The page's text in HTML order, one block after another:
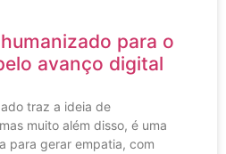
para o
avanço digital
traz a ideia de
muito além disso, é uma
para gerar empatia, com